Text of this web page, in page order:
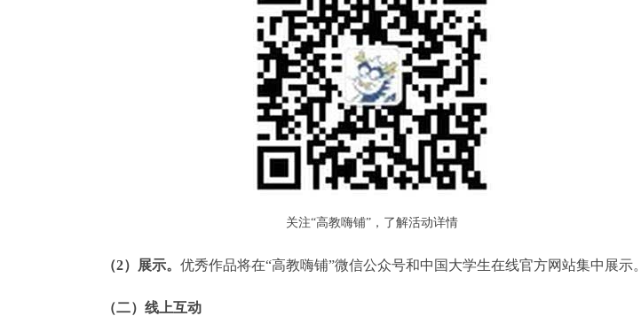
关注“高教嗨铺” ，了解活动详情
（2）展示。 优秀作品将在“高教嗨铺”微信公众号和中国大学生在线官方网站集中展示。
（二）线上互动